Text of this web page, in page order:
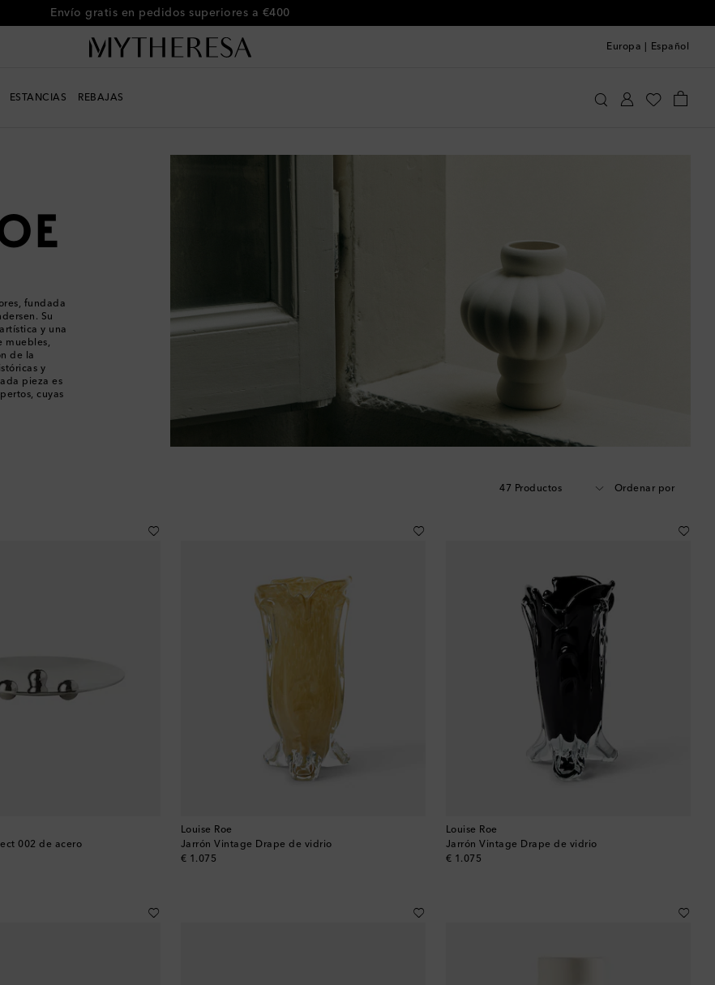
Envío gratis en pedidos superiores a €400
Europa Español
ESTANCIAS REBAJAS
fundada
Su
y una
muebles,
de la
y
pieza es
cuyas
47 Productos Ordenar por
002 de acero
Louise Roe
Jarrón Vintage Drape de vidrio
€ 1.075
original price
Louise Roe
Jarrón Vintage Drape de vidrio
€ 1.075
original price